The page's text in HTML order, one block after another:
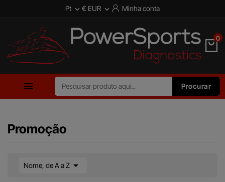
Pt  € EUR  Minha conta
0
 Procurar
Promoção
Nome, de A a Z 